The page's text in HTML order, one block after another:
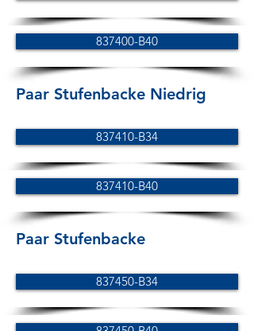
837400-B40
Paar Stufenbacke Niedrig
837410-B34
837410-B40
Paar Stufenbacke
837450-B34